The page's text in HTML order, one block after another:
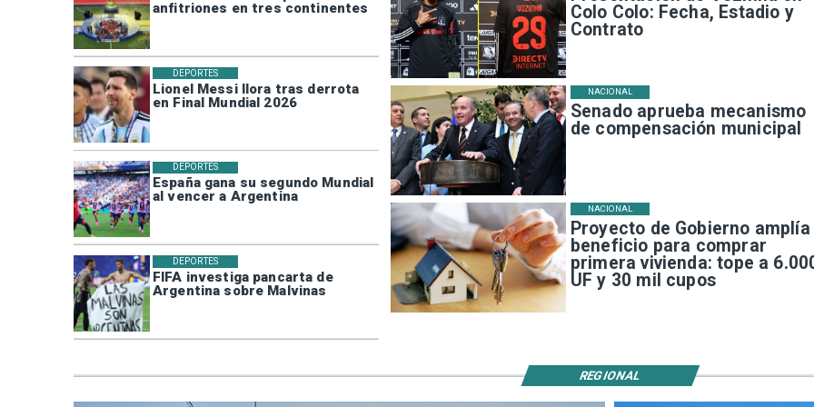
anfitriones en tres continentes
Lionel Messi llora tras derrota
en Final Mundial 2026
DEPORTES
España gana su segundo Mundial
al vencer a Argentina
DEPORTES
FIFA investiga pancarta de
Argentina sobre Malvinas
DEPORTES
Colo Colo: Fecha, Estadio y
Contrato
Senado aprueba mecanismo
de compensación municipal
NACIONAL
Proyecto de Gobierno amplía
beneficio para comprar
primera vivienda: tope a
UF y 30 mil cupos
NACIONAL
REGIONAL